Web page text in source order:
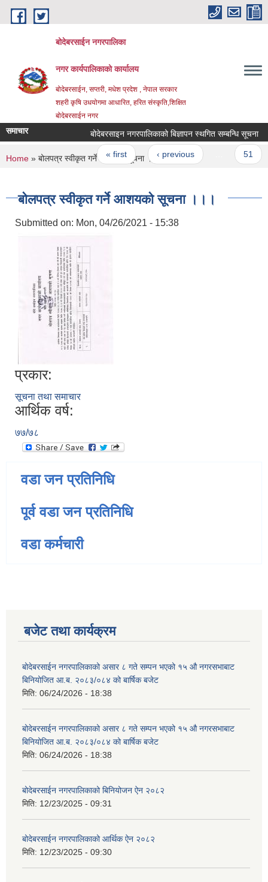
Skip to main content
बोदेबरसाईन नगरपालिका
नगर कार्यपालिकाको कार्यालय
बोदेबरसाईन, सप्तरी, मधेश प्रदेश , नेपाल सरकार
शहरी कृषि उधयोगमा आधारित, हरित संस्कृति,शिक्षित
बोदेबरसाईन नगर
समाचार बोदेबरसाइन नगरपालिकाको बिज्ञापन स्थगित सम्बन्धि सूचना
Pages
« first ‹ previous
You are here
Home » बोलपत्र स्वीकृत गर्ने आशयको सूचना ।।।
बोलपत्र स्वीकृत गर्ने आशयको सूचना ।।।
Submitted on: Mon, 04/26/2021 - 15:38
प्रकार:
सूचना तथा समाचार
आर्थिक वर्ष:
७७/७८
वडा जन प्रतिनिधि
पूर्व वडा जन प्रतिनिधि
वडा कर्मचारी
बजेट तथा कार्यक्रम
बोदेबरसाईन नगरपालिकाको असार ८ गते सम्पन भएको १५ ‍‍‍औ नगरसभाबाट
बिनियोजित आ.ब. २०८३/०८४ को बार्षिक बजेट
मिति: 06/24/2026 - 18:38
बोदेबरसाईन नगरपालिकाको असार ८ गते सम्पन भएको १५ ‍‍‍औ नगरसभाबाट
बिनियोजित आ.ब. २०८३/०८४ को बार्षिक बजेट
मिति: 06/24/2026 - 18:38
बोदेबरसाईन नगरपालिकाको बिनियोजन ऐन २०८२
मिति: 12/23/2025 - 09:31
बोदेबरसाईन नगरपालिकाको आर्थिक ऐन २०८२
मिति: 12/23/2025 - 09:30